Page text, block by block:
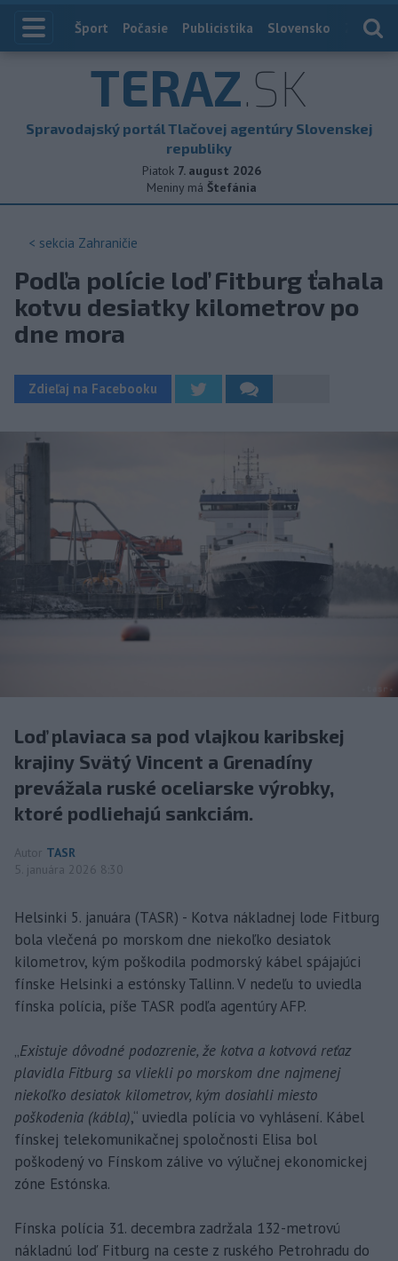
Index
Šport Počasie Publicistika Slovensko
TERAZ.SK
Spravodajský portál Tlačovej agentúry Slovenskej
republiky
Piatok 7. august 2026
Meniny má Štefánia
< sekcia Zahraničie
Podľa polície loď Fitburg ťahala
kotvu desiatky kilometrov po
dne mora
Zdieľaj na Facebooku
Loď plaviaca sa pod vlajkou karibskej
krajiny Svätý Vincent a Grenadíny
prevážala ruské oceliarske výrobky,
ktoré podliehajú sankciám.
Autor TASR
5. januára 2026 8:30
Helsinki 5. januára (TASR) - Kotva nákladnej lode Fitburg
bola vlečená po morskom dne niekoľko desiatok
kilometrov, kým poškodila podmorský kábel spájajúci
fínske Helsinki a estónsky Tallinn. V nedeľu to uviedla
fínska polícia, píše TASR podľa agentúry AFP.
„Existuje dôvodné podozrenie, že kotva a kotvová reťaz
plavidla Fitburg sa vliekli po morskom dne najmenej
niekoľko desiatok kilometrov, kým dosiahli miesto
poškodenia (kábla),“ uviedla polícia vo vyhlásení. Kábel
fínskej telekomunikačnej spoločnosti Elisa bol
poškodený vo Fínskom zálive vo výlučnej ekonomickej
zóne Estónska.
Fínska polícia 31. decembra zadržala 132-metrovú
nákladnú loď Fitburg na ceste z ruského Petrohradu do